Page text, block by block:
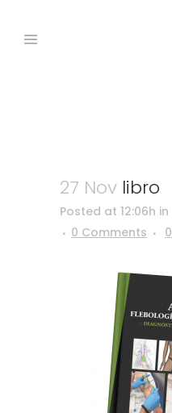
27 Nov libro
Posted at 12:06h in
0 Comments
0